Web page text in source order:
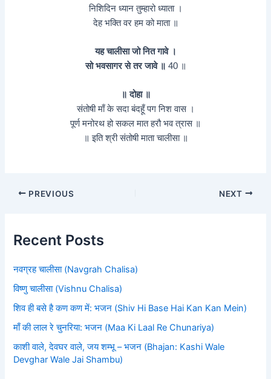
निशिदिन ध्यान तुम्हारो ध्याता ।
देह भक्ति वर हम को माता ॥
यह चालीसा जो नित गावे ।
सो भवसागर से तर जावे ॥ 40 ॥
॥ दोहा ॥
संतोषी माँ के सदा बंदहूँ पग निश वास ।
पूर्ण मनोरथ हो सकल मात हरौ भव त्रास ॥
॥ इति श्री संतोषी माता चालीसा ॥
PREVIOUS NEXT
Recent Posts
नवग्रह चालीसा (Navgrah Chalisa)
विष्णु चालीसा (Vishnu Chalisa)
शिव ही बसे है कण कण में: भजन (Shiv Hi Base Hai Kan Kan Mein)
माँ की लाल रे चुनरिया: भजन (Maa Ki Laal Re Chunariya)
काशी वाले, देवघर वाले, जय शम्भू – भजन (Bhajan: Kashi Wale
Devghar Wale Jai Shambu)